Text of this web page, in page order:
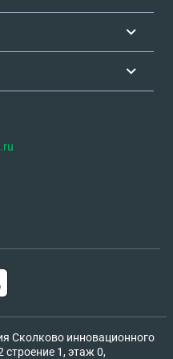
Сколково инновационного
1, этаж 0,